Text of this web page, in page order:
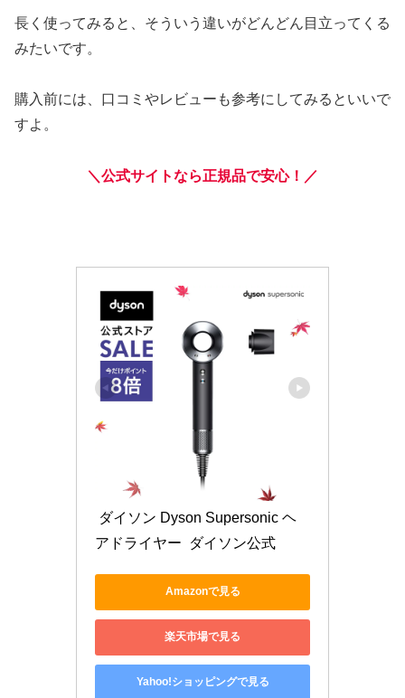
長く使ってみると、そういう違いがどんどん目立ってくる
みたいです。
購入前には、口コミやレビューも参考にしてみるといいで
すよ。
＼公式サイトなら正規品で安心！／
アドライヤー  ダイソン公式
Amazonで見る
楽天市場で見る
Yahoo!ショッピングで見る